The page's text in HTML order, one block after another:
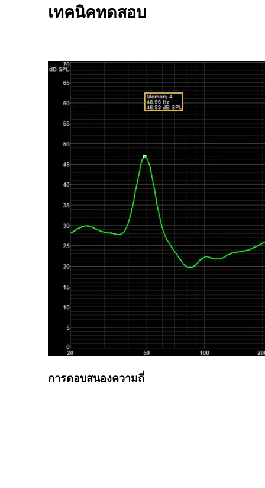
เทคนิคทดสอบ
การตอบสนองความถี่